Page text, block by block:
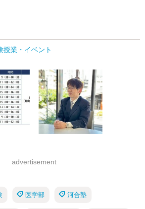
授業・イベント
advertisement
医学部 河合塾